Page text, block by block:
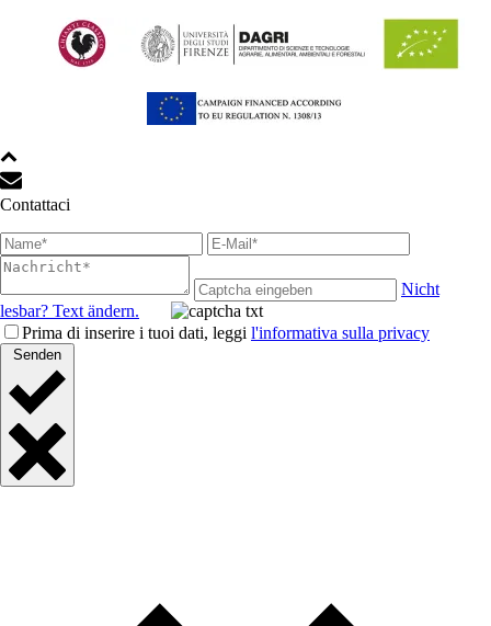
Contattaci
Nicht
lesbar? Text ändern.
Prima di inserire i tuoi dati, leggi l'informativa sulla privacy
Senden